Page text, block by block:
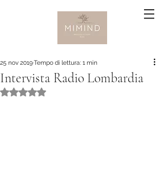
Intervista Radio Lombardia
25 nov 2019Tempo di lettura: 1 min
Valutazione NaN stelle su 5.